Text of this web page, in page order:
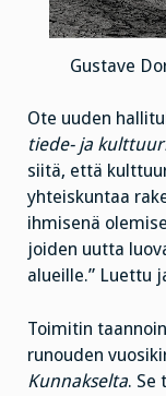
Gustave
Ote uuden
tiede- ja
siitä, että
yhteiskuntaa
ihmisenä
joiden uutta
alueille.” Luettu
Toimitin
runouden
Kunnakselta. Se